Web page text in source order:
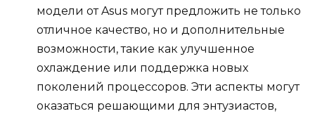
модели от Asus могут предложить не только
отличное качество, но и дополнительные
возможности, такие как улучшенное
охлаждение или поддержка новых
поколений процессоров. Эти аспекты могут
оказаться решающими для энтузиастов,